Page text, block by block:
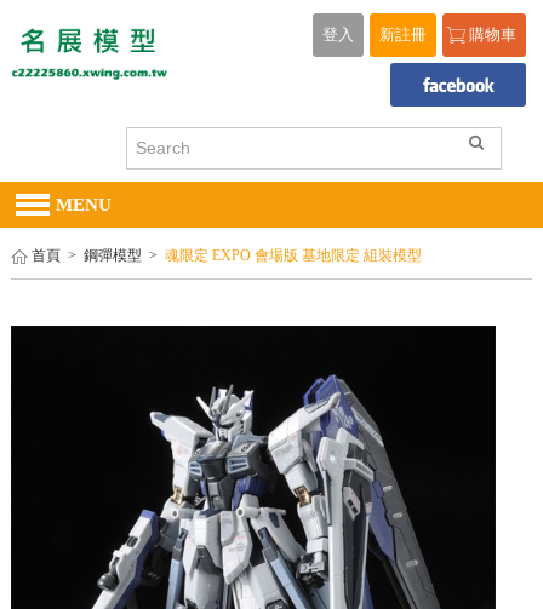
購物車
新註冊
登入
MENU
首頁 > 鋼彈模型 > 魂限定 EXPO 會場版 基地限定 組裝模型